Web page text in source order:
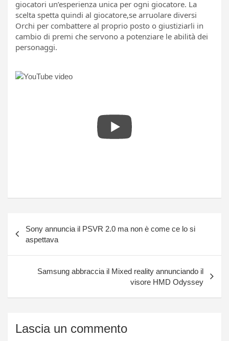
giocatori un’esperienza unica per ogni giocatore. La
scelta spetta quindi al giocatore,se arruolare diversi
Orchi per combattere al proprio posto o giustiziarli in
cambio di premi che servono a potenziare le abilità dei
personaggi.
articoli
Sony annuncia il PSVR 2.0 ma non è come ce lo si
aspettava
Samsung abbraccia il Mixed reality annunciando il
visore HMD Odyssey
Lascia un commento